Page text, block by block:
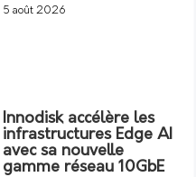
5 août 2026
Innodisk accélère les
infrastructures Edge AI
avec sa nouvelle
gamme réseau 10GbE